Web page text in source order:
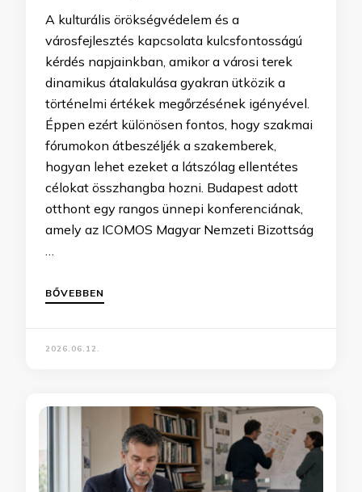
A kulturális örökségvédelem és a
városfejlesztés kapcsolata kulcsfontosságú
kérdés napjainkban, amikor a városi terek
dinamikus átalakulása gyakran ütközik a
történelmi értékek megőrzésének igényével.
Éppen ezért különösen fontos, hogy szakmai
fórumokon átbeszéljék a szakemberek,
hogyan lehet ezeket a látszólag ellentétes
célokat összhangba hozni. Budapest adott
otthont egy rangos ünnepi konferenciának,
amely az ICOMOS Magyar Nemzeti Bizottság
BŐVEBBEN
2026.06.12.